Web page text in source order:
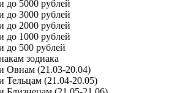
до 5000 рублей
до 3000 рублей
до 2000 рублей
до 1000 рублей
до 500 рублей
зодиака
Овнам (21.03-20.04)
Тельцам (21.04-20.05)